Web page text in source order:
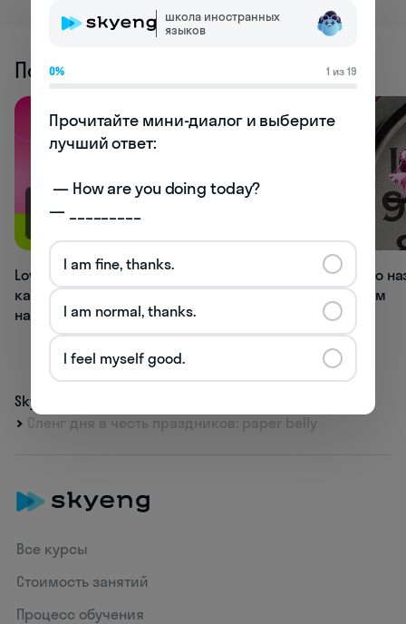
Похожие статьи
113.1K
Love, bae, muffin: 20+ вариантов,
как называть любимого человека
на английском
Как правильно
на английском
Skyeng
Сленг дня в честь праздников: paper belly
Все курсы
Стоимость занятий
Процесс обучения
школа иностранных
языков
0% 1 из 19
Прочитайте мини-диалог и выберите
лучший ответ:
— _________
I am fine, thanks.
I am normal, thanks.
I feel myself good.